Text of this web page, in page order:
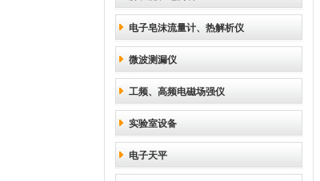
电子皂沫流量计、热解析仪
微波测漏仪
工频、高频电磁场强仪
实验室设备
电子天平